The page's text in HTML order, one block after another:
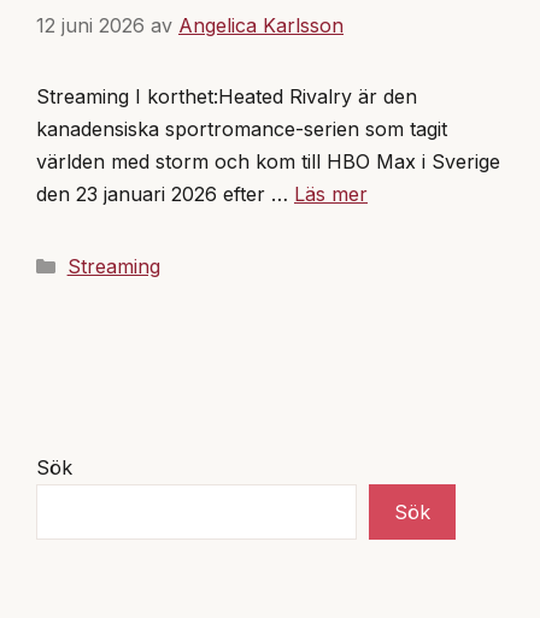
12 juni 2026 av Angelica Karlsson
Streaming I korthet:Heated Rivalry är den
kanadensiska sportromance-serien som tagit
världen med storm och kom till HBO Max i Sverige
den 23 januari 2026 efter … Läs mer
Kategorier
Streaming
Sök
Sök